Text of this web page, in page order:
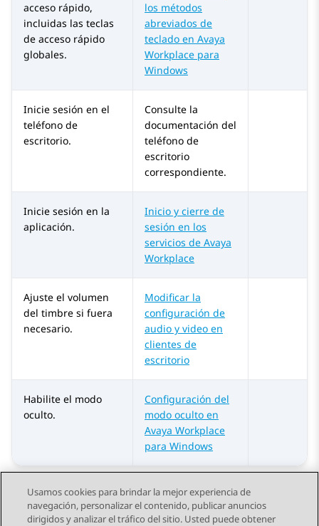
acceso rápido,
incluidas las teclas
de acceso rápido
globales.
los métodos
abreviados de
teclado en Avaya
Workplace para
Windows
Inicie sesión en el
teléfono de
escritorio.
Consulte la
documentación del
teléfono de
escritorio
correspondiente.
Inicie sesión en la
aplicación.
Inicio y cierre de
sesión en los
servicios de Avaya
Workplace
Ajuste el volumen
del timbre si fuera
necesario.
Modificar la
configuración de
audio y video en
clientes de
escritorio
Habilite el modo
oculto.
Configuración del
modo oculto en
Avaya Workplace
para Windows
Usamos cookies para brindar la mejor experiencia de
navegación, personalizar el contenido, publicar anuncios
dirigidos y analizar el tráfico del sitio. Usted puede obtener